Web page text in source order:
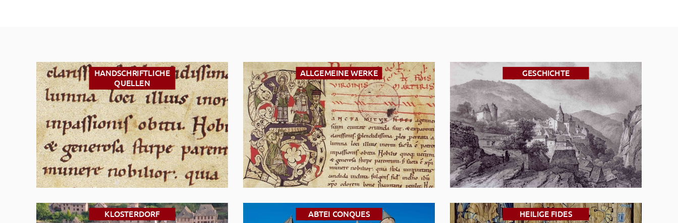
HANDSCHRIFTLICHE
QUELLEN
ALLGEMEINE WERKE GESCHICHTE
KLOSTERDORF ABTEI CONQUES HEILIGE FIDES